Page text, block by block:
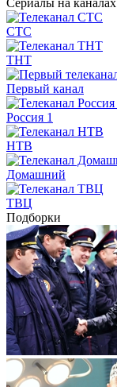
Сериалы на каналах
СТС
ТНТ
Первый канал
Россия 1
НТВ
Домашний
ТВЦ
Подборки